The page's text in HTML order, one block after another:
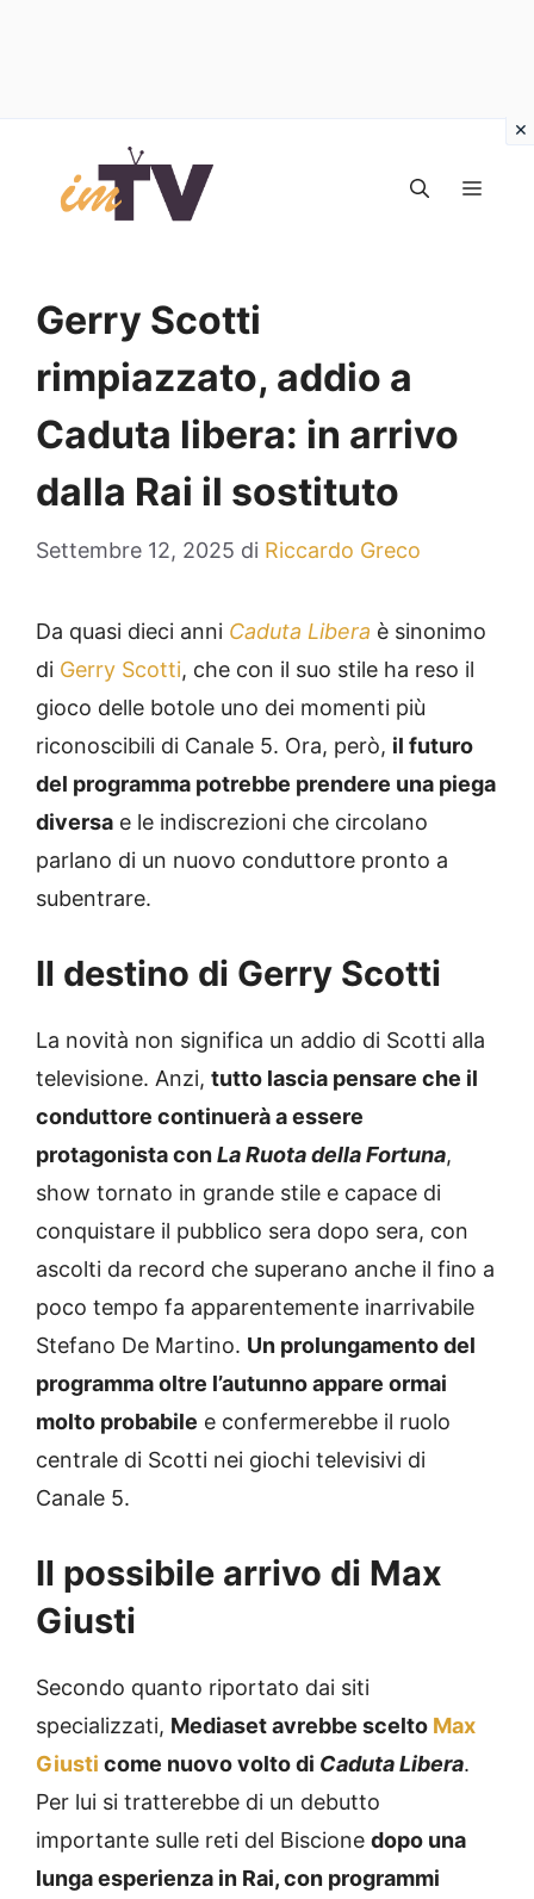
contenuto
Gerry Scotti
rimpiazzato, addio a
Caduta libera: in arrivo
dalla Rai il sostituto
Settembre 12, 2025 di Riccardo Greco
Da quasi dieci anni Caduta Libera è sinonimo
di Gerry Scotti, che con il suo stile ha reso il
gioco delle botole uno dei momenti più
riconoscibili di Canale 5. Ora, però, il futuro
del programma potrebbe prendere una piega
diversa e le indiscrezioni che circolano
parlano di un nuovo conduttore pronto a
subentrare.
Il destino di Gerry Scotti
La novità non significa un addio di Scotti alla
televisione. Anzi, tutto lascia pensare che il
conduttore continuerà a essere
protagonista conLa Ruota della Fortuna,
show tornato in grande stile e capace di
conquistare il pubblico sera dopo sera, con
ascolti da record che superano anche il fino a
poco tempo fa apparentemente inarrivabile
Stefano De Martino. Un prolungamento del
programma oltre l’autunno appare ormai
molto probabile e confermerebbe il ruolo
centrale di Scotti nei giochi televisivi di
Canale 5.
Il possibile arrivo di Max
Giusti
Secondo quanto riportato dai siti
specializzati, Mediaset avrebbe scelto Max
Giusti come nuovo volto di Caduta Libera.
Per lui si tratterebbe di un debutto
importante sulle reti del Biscione dopo una
lunga esperienza in Rai, con programmi